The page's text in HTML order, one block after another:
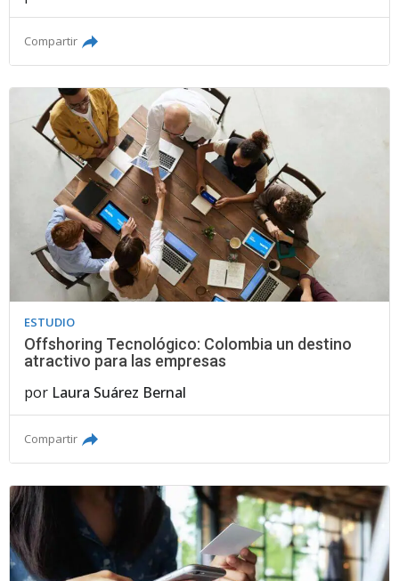
Compartir
ESTUDIO
Offshoring Tecnológico: Colombia un destino
atractivo para las empresas
por Laura Suárez Bernal
Compartir